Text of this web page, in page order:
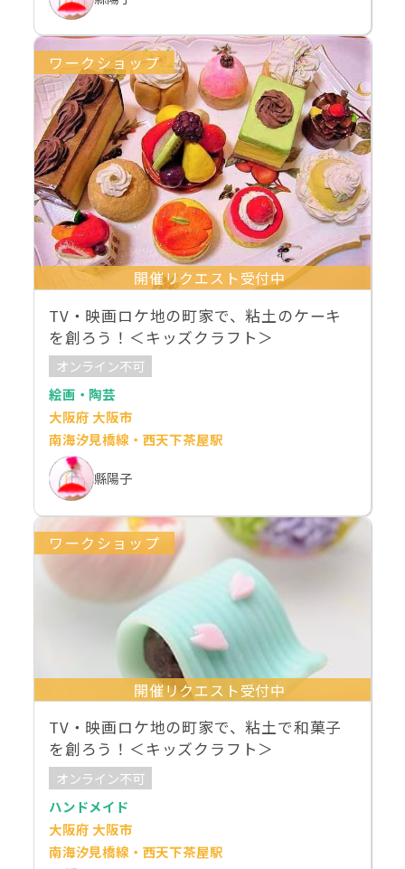
ワークショップ
開催リクエスト受付中
TV・映画ロケ地の町家で、粘土のケーキ
を創ろう！＜キッズクラフト＞
オンライン不可
絵画・陶芸
大阪府 大阪市
南海汐見橋線・西天下茶屋駅
縣陽子
ワークショップ
開催リクエスト受付中
TV・映画ロケ地の町家で、粘土で和菓子
を創ろう！＜キッズクラフト＞
オンライン不可
ハンドメイド
大阪府 大阪市
南海汐見橋線・西天下茶屋駅